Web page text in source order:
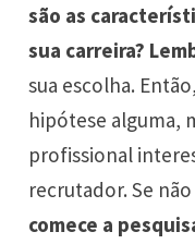
são as
sua carreira?
sua escolha.
hipótese alguma,
profissional
recrutador. Se
comece a